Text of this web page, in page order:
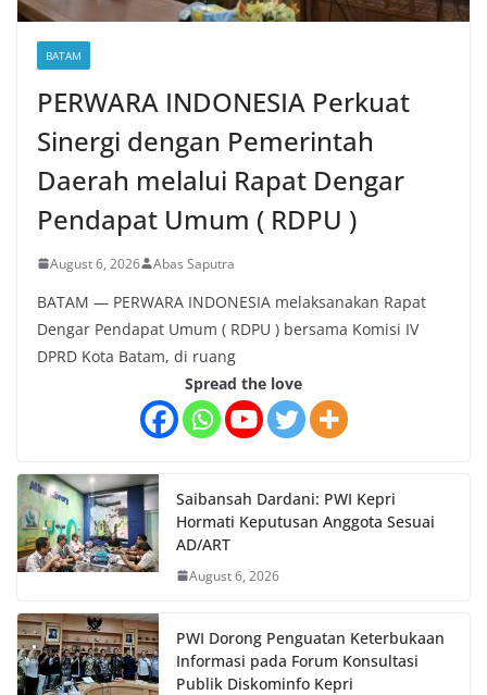
BATAM
PERWARA INDONESIA Perkuat
Sinergi dengan Pemerintah
Daerah melalui Rapat Dengar
Pendapat Umum ( RDPU )
August 6, 2026 Abas Saputra
BATAM — PERWARA INDONESIA melaksanakan Rapat
Dengar Pendapat Umum ( RDPU ) bersama Komisi IV
DPRD Kota Batam, di ruang
Spread the love
Saibansah Dardani: PWI Kepri
Hormati Keputusan Anggota Sesuai
AD/ART
August 6, 2026
PWI Dorong Penguatan Keterbukaan
Informasi pada Forum Konsultasi
Publik Diskominfo Kepri